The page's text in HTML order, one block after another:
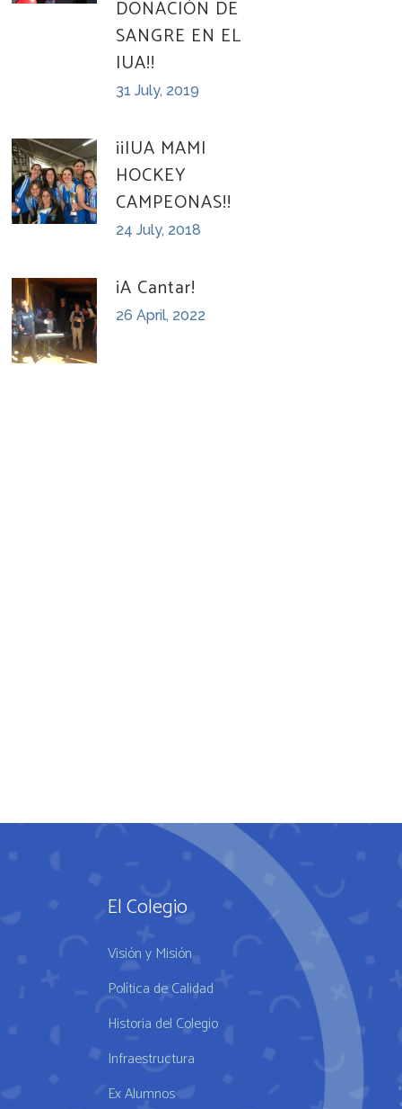
DONACIÓN DE
SANGRE EN EL
IUA!!
31 July, 2019
¡¡IUA MAMI
HOCKEY
CAMPEONAS!!
24 July, 2018
¡A Cantar!
26 April, 2022
El Colegio
Visión y Misión
Política de Calidad
Historia del Colegio
Infraestructura
Ex Alumnos